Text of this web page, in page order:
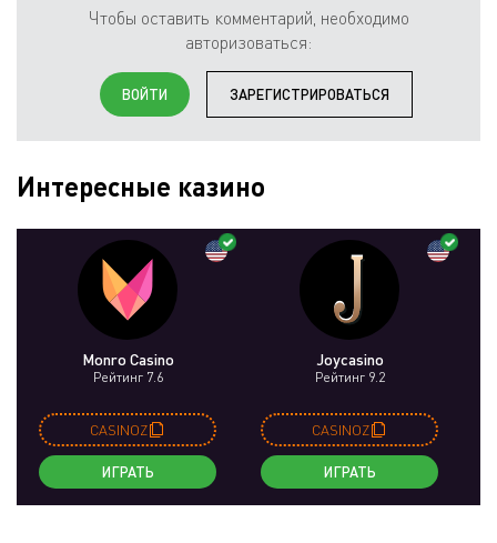
Чтобы оставить комментарий, необходимо
авторизоваться:
ВОЙТИ ЗАРЕГИСТРИРОВАТЬСЯ
Интересные казино
Monro Casino
Рейтинг 7.6
CASINOZ
ИГРАТЬ
Joycasino
Рейтинг 9.2
CASINOZ
ИГРАТЬ